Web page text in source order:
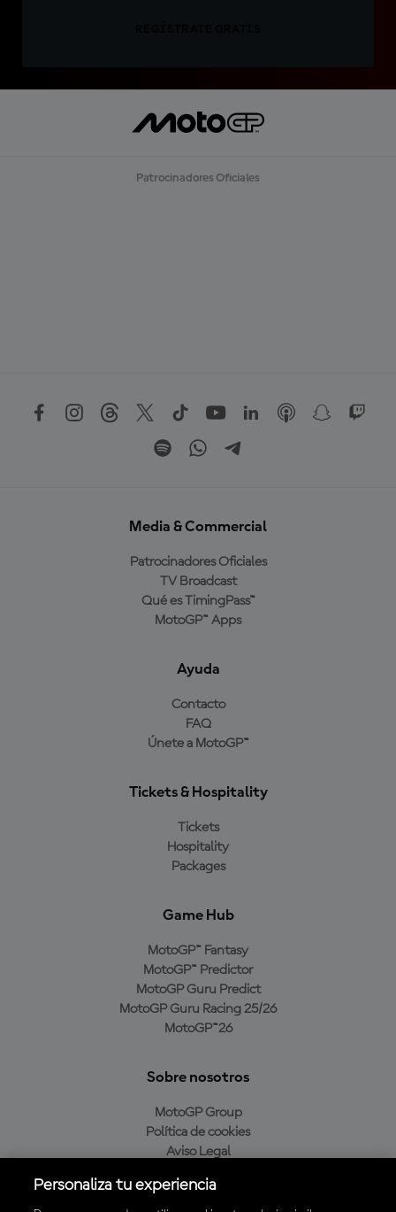
Patrocinadores Oficiales
Media & Commercial
Patrocinadores Oficiales
TV Broadcast
Qué es TimingPass™
MotoGP™ Apps
Ayuda
Contacto
FAQ
Únete a MotoGP™
Tickets & Hospitality
Tickets
Hospitality
Packages
Game Hub
MotoGP™ Fantasy
MotoGP™ Predictor
MotoGP Guru Predict
MotoGP Guru Racing 25/26
MotoGP™26
Sobre nosotros
MotoGP Group
Política de cookies
Aviso Legal
Política de compra
Personaliza tu experiencia